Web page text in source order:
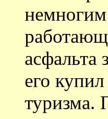
асфальта
его
туризма.